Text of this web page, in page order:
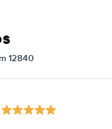
12840